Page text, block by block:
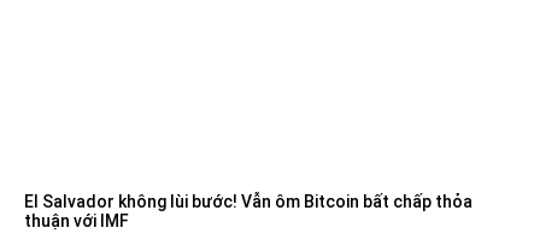
El Salvador không lùi bước! Vẫn ôm Bitcoin bất chấp thỏa
thuận với IMF